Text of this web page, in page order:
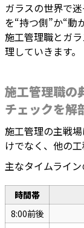
ガラスの世界で
を“持つ側”か“動
施工管理職とガ
理していきます。
施工管理職の
チェックを解
施工管理の主戦
けでなく、他の
主なタイムライン
時間帯
8:00前後